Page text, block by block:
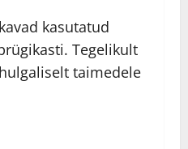
kasutatud
Tegelikult
taimedele